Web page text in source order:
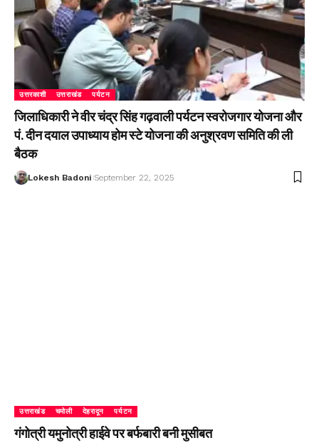
उत्तरकाशी उत्तराखंड पर्यटन
जिलाधिकारी ने वीर चंद्र सिंह गढ़वाली पर्यटन स्वरोजगार योजना और
पं. दीन दयाल उपाध्याय होम स्टे योजना की अनुश्रवण समिति की ली
बैठक
Lokesh Badoni September 22, 2025
उत्तराखंड चमोली देहरादून पर्यटन
गंगोत्री यमुनोत्री हाईवे पर बर्फबारी बनी मुसीबत